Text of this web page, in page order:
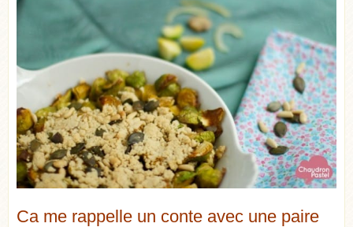
Ca me rappelle un conte avec une paire